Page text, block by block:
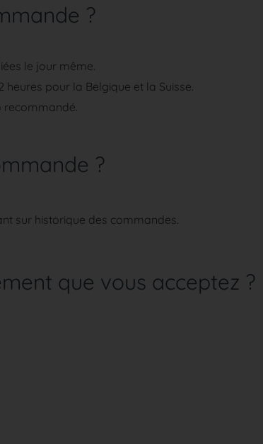
?
le jour même.
heures pour la Belgique et la Suisse.
recommandé.
?
sur historique des commandes.
que vous acceptez ?